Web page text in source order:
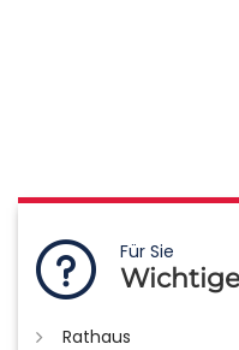
Für Sie
Rathaus